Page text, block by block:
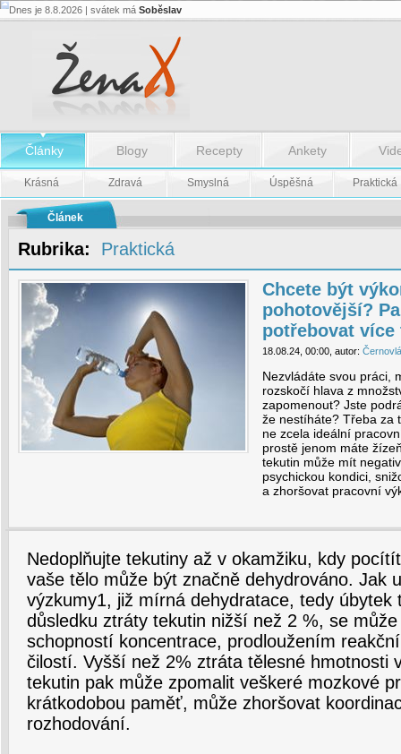
Chcete
výkonnější,
pohotovější?
více
tekutin
-
Chcete
být
výkonnější,
rychlejší,
Pak
budete
potřebovat
více
Dnes je 8.8.2026 | svátek má Soběslav
Články Blogy Recepty Ankety
Krásná Zdravá Smyslná Úspěšná Praktická
Článek
Rubrika: Praktická
Chcete být
pohotovější?
potřebovat více
18.08.24, 00:00, autor:
Nezvládáte svou práci,
rozskočí hlava z
zapomenout? Jste
že nestíháte? Třeba za
ne zcela ideální
prostě jenom máte
tekutin může mít
psychickou kondici,
a zhoršovat pracovní
Nedoplňujte tekutiny až v okamžiku, kdy
vaše tělo může být značně dehydrováno. Jak
výzkumy1, již mírná dehydratace, tedy úbytek
důsledku ztráty tekutin nižší než 2 %, se
schopností koncentrace, prodloužením
čilostí. Vyšší než 2% ztráta tělesné hmotnosti
tekutin pak může zpomalit veškeré mozkové
krátkodobou paměť, může zhoršovat
rozhodování.